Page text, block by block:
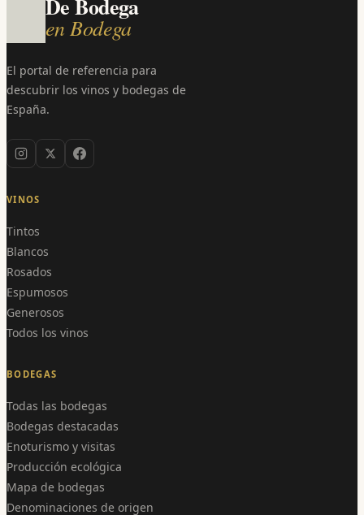
De Bodega
en Bodega
El portal de referencia para
descubrir los vinos y bodegas de
España.
VINOS
Tintos
Blancos
Rosados
Espumosos
Generosos
Todos los vinos
BODEGAS
Todas las bodegas
Bodegas destacadas
Enoturismo y visitas
Producción ecológica
Mapa de bodegas
Denominaciones de origen